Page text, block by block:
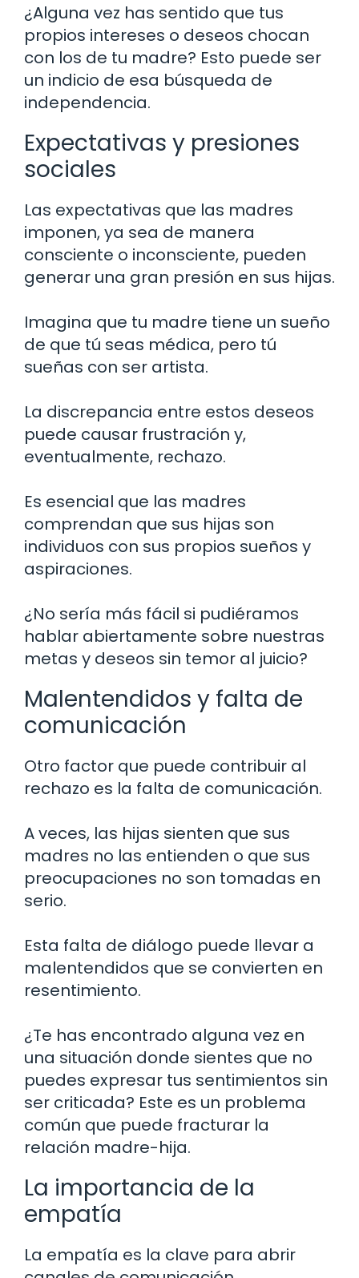
¿Alguna vez has sentido que tus
propios intereses o deseos chocan
con los de tu madre? Esto puede ser
un indicio de esa búsqueda de
independencia.
Expectativas y presiones
sociales
Las expectativas que las madres
imponen, ya sea de manera
consciente o inconsciente, pueden
generar una gran presión en sus hijas.
Imagina que tu madre tiene un sueño
de que tú seas médica, pero tú
sueñas con ser artista.
La discrepancia entre estos deseos
puede causar frustración y,
eventualmente, rechazo.
Es esencial que las madres
comprendan que sus hijas son
individuos con sus propios sueños y
aspiraciones.
¿No sería más fácil si pudiéramos
hablar abiertamente sobre nuestras
metas y deseos sin temor al juicio?
Malentendidos y falta de
comunicación
Otro factor que puede contribuir al
rechazo es la falta de comunicación.
A veces, las hijas sienten que sus
madres no las entienden o que sus
preocupaciones no son tomadas en
serio.
Esta falta de diálogo puede llevar a
malentendidos que se convierten en
resentimiento.
¿Te has encontrado alguna vez en
una situación donde sientes que no
puedes expresar tus sentimientos sin
ser criticada? Este es un problema
común que puede fracturar la
relación madre-hija.
La importancia de la
empatía
La empatía es la clave para abrir